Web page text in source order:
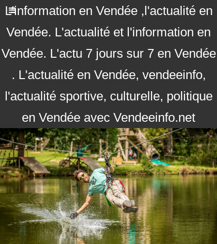
L'information en Vendée ,l'actualité en
Vendée. L'actualité et l'information en
Vendée. L'actu 7 jours sur 7 en Vendée
. L'actualité en Vendée, vendeeinfo,
l'actualité sportive, culturelle, politique
en Vendée avec Vendeeinfo.net